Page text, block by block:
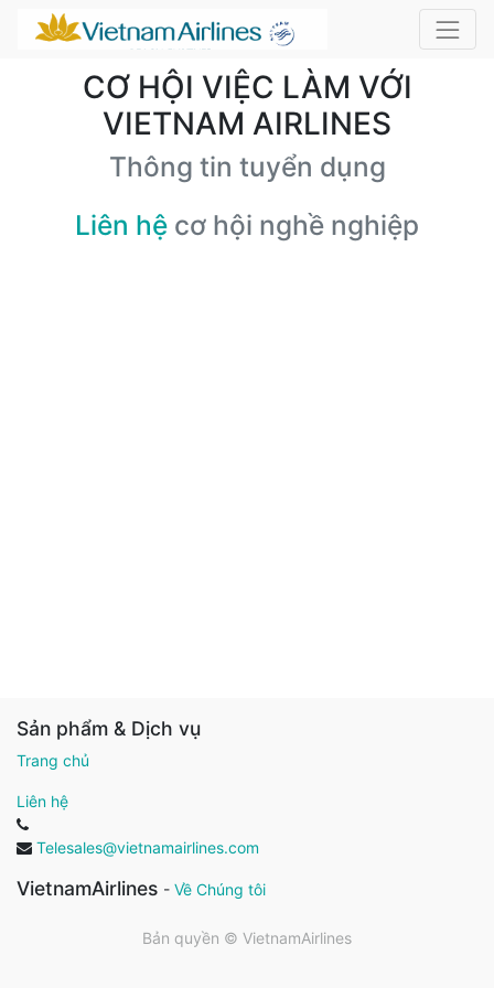
CƠ HỘI VIỆC LÀM VỚI
VIETNAM AIRLINES
Thông tin tuyển dụng
Liên hệ cơ hội nghề nghiệp
Sản phẩm & Dịch vụ
Trang chủ
Liên hệ
Telesales@vietnamairlines.com
VietnamAirlines - Về Chúng tôi
Bản quyền © VietnamAirlines